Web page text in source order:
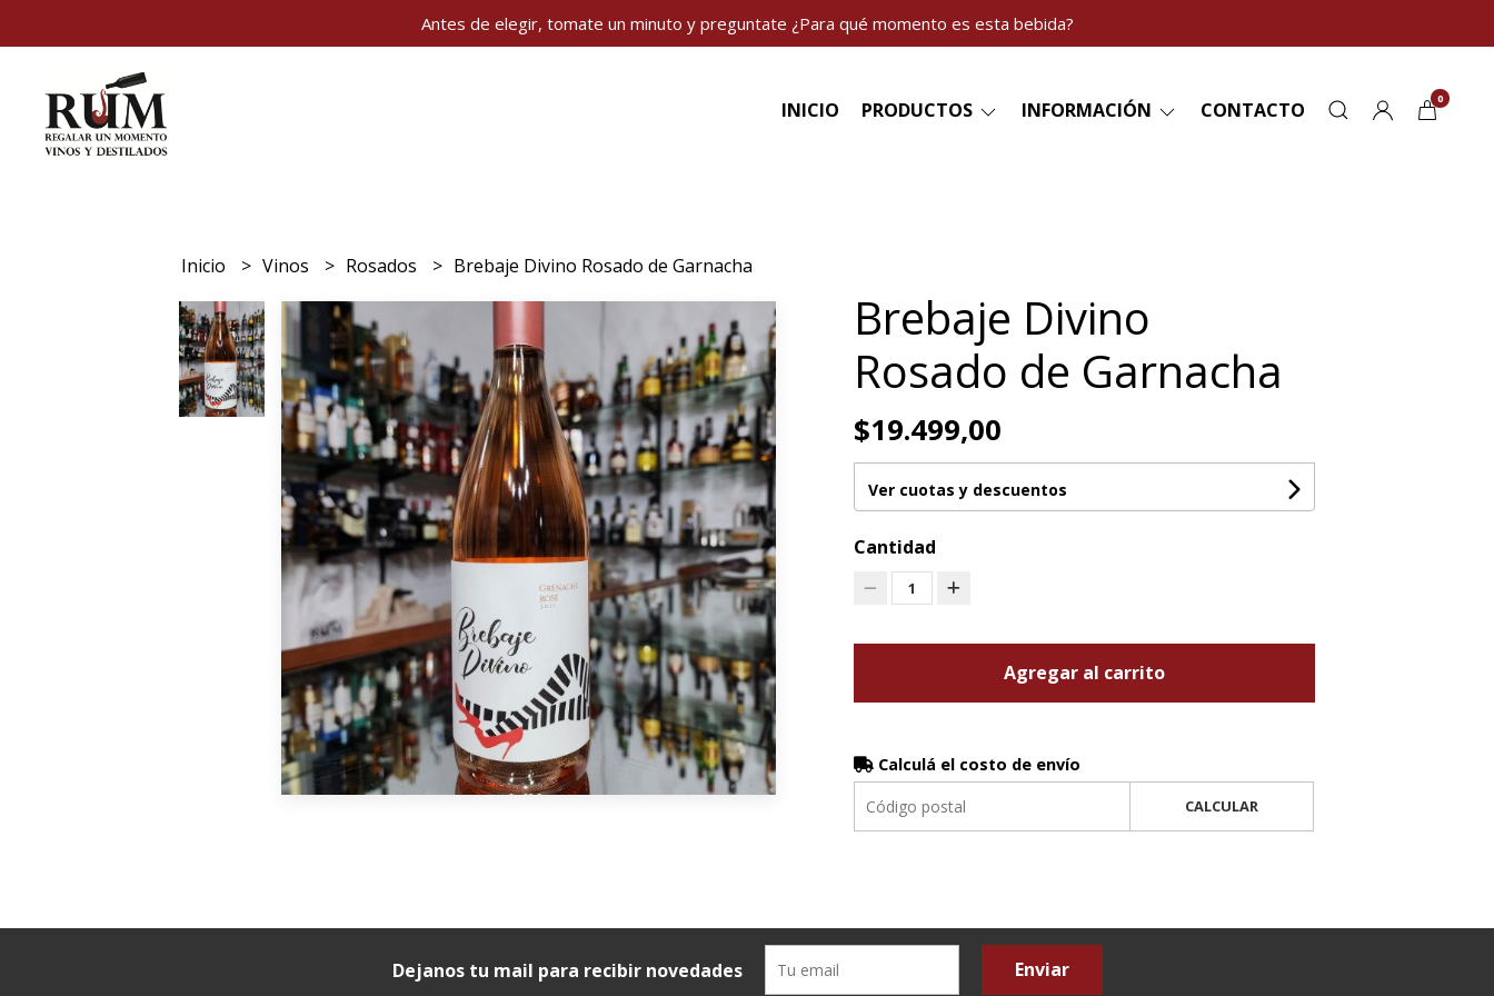
Antes de elegir, tomate un minuto y preguntate ¿Para qué momento es esta bebida?
INICIO PRODUCTOS INFORMACIÓN CONTACTO 0
Inicio Vinos Rosados Brebaje Divino Rosado de Garnacha
Brebaje Divino
Rosado de Garnacha
$19.499,00
Ver cuotas y descuentos
Cantidad
1
Agregar al carrito
Calculá el costo de envío
CALCULAR
Dejanos tu mail para recibir novedades Enviar